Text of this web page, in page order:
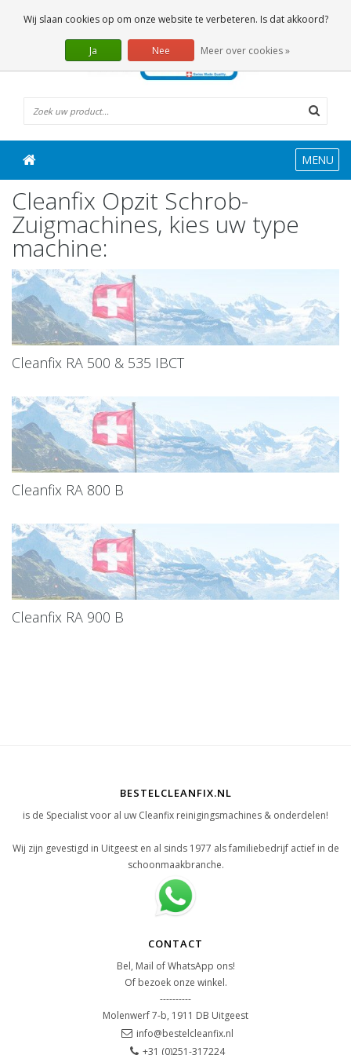
0 Artikelen
MENU
Cleanfix Opzit Schrob-
Zuigmachines, kies uw type
machine:
Cleanfix RA 500 & 535 IBCT
Cleanfix RA 800 B
Cleanfix RA 900 B
BESTELCLEANFIX.NL
is de Specialist voor al uw Cleanfix reinigingsmachines & onderdelen!
Wij zijn gevestigd in Uitgeest en al sinds 1977 als familiebedrijf actief in de
schoonmaakbranche.
CONTACT
Bel, Mail of WhatsApp ons!
Of bezoek onze winkel.
----------
Molenwerf 7-b, 1911 DB Uitgeest
info@bestelcleanfix.nl
+31 (0)251-317224
Wij slaan cookies op om onze website te verbeteren. Is dat akkoord?
Ja Nee Meer over cookies »